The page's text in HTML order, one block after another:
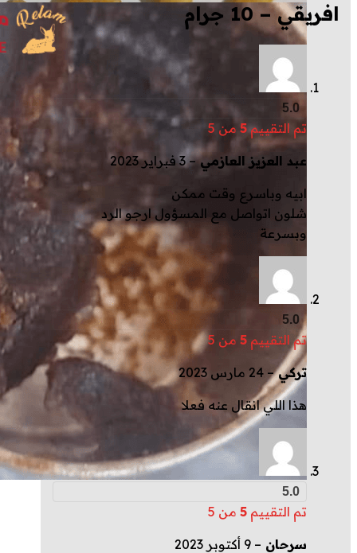
افريقي – 10 جرام
5.0
تم التقييم5 من 5
عبد العزيز العازمي– 3 فبراير 2023
ابيه وباسرع وقت ممكن
شلون اتواصل مع المسؤول ارجو الرد
وبسرعة
5.0
تم التقييم 5 من 5
تركي– 24 مارس 2023
هذا اللي انقال عنه فعلا
5.0
تم التقييم 5 من 5
سرحان – 9 أكتوبر 2023